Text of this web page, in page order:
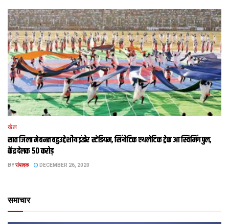
खेल
सात जिला मे बनत बहुउद्देशीय इंडोर स्‍टेडि‍यम, सिंथेटिक एथलेटिक ट्रेक आ स्विमिंग पुल,
केंद्र देलक 50 करोड़
BYसंपादक DECEMBER 26, 2020
समाचार